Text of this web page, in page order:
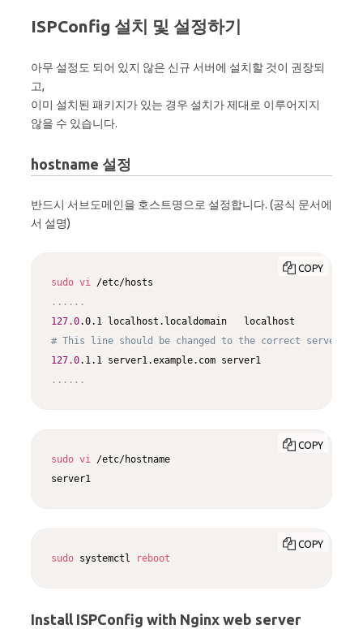
ISPConfig 설치 및 설정하기
아무 설정도 되어 있지 않은 신규 서버에 설치할 것이 권장되
고,
이미 설치된 패키지가 있는 경우 설치가 제대로 이루어지지
않을 수 있습니다.
hostname 설정
반드시 서브도메인을 호스트명으로 설정합니다. (공식 문서에
서 설명)
sudo vi
.. .. ..
127.0
# This line should be changed to the correct
127.0
.. .. ..
COPY
sudo vi /etc/hostname
server1
COPY
sudo systemctl reboot
COPY
Install ISPConfig with Nginx web server